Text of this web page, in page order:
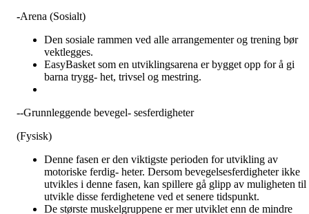
-Arena (Sosialt)
Den sosiale rammen ved alle arrangementer og trening bør
vektlegges.
EasyBasket som en utviklingsarena er bygget opp for å gi
barna trygg- het, trivsel og mestring.
--Grunnleggende bevegel- sesferdigheter
(Fysisk)
Denne fasen er den viktigste perioden for utvikling av
motoriske ferdig- heter. Dersom bevegelsesferdigheter ikke
utvikles i denne fasen, kan spillere gå glipp av muligheten til
utvikle disse ferdighetene ved et senere tidspunkt.
De største muskelgruppene er mer utviklet enn de mindre